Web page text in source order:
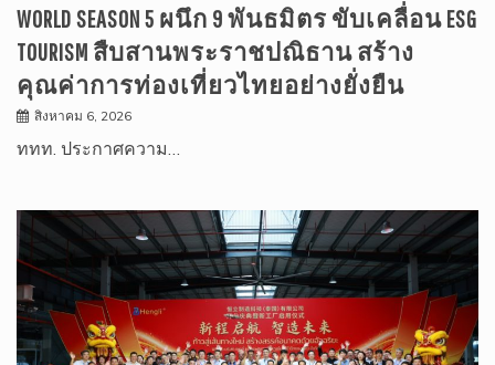
WORLD SEASON 5 ผนึก 9 พันธมิตร ขับเคลื่อน ESG
TOURISM สืบสานพระราชปณิธาน สร้าง
คุณค่าการท่องเที่ยวไทยอย่างยั่งยืน
สิงหาคม 6, 2026
ททท. ประกาศความ…